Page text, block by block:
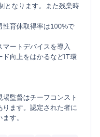
となります。また残業時
性育休取得率は100%で
マートデバイスを導入
ド向上をはかるなどIT環
場監督はチーフコンスト
ます。認定された者に
す。